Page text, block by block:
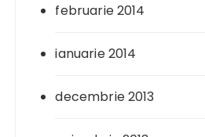
februarie 2014
ianuarie 2014
decembrie 2013